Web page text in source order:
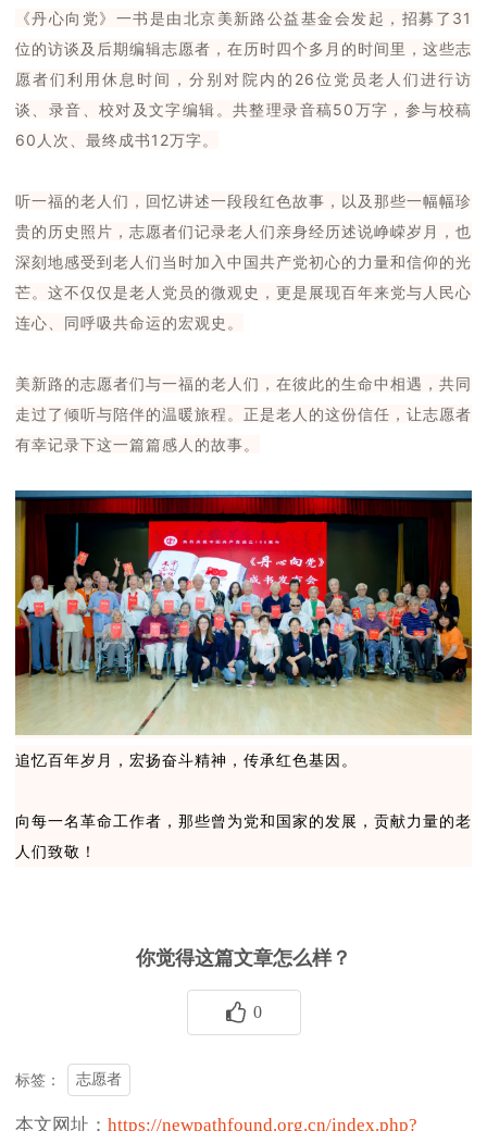
《丹心向党》一书是由北京美新路公益基金会发起，招募了31
位的访谈及后期编辑志愿者，在历时四个多月的时间里，这些志
愿者们利用休息时间，分别对院内的26位党员老人们进行访
谈、录音、校对及文字编辑。共整理录音稿50万字，参与校稿
60人次、最终成书12万字。
听一福的老人们，回忆讲述一段段红色故事，以及那些一幅幅珍
贵的历史照片，志愿者们记录老人们亲身经历述说峥嵘岁月，也
深刻地感受到老人们当时加入中国共产党初心的力量和信仰的光
芒。这不仅仅是老人党员的微观史，更是展现百年来党与人民心
连心、同呼吸共命运的宏观史。
美新路的志愿者们与一福的老人们，在彼此的生命中相遇，共同
走过了倾听与陪伴的温暖旅程。正是老人的这份信任，让志愿者
有幸记录下这一篇篇感人的故事。
追忆百年岁月，宏扬奋斗精神，传承红色基因。
向每一名革命工作者，那些曾为党和国家的发展，贡献力量的老
人们致敬！
你觉得这篇文章怎么样？
0
标签： 志愿者
本文网址： https://newpathfound.org.cn/index.php?